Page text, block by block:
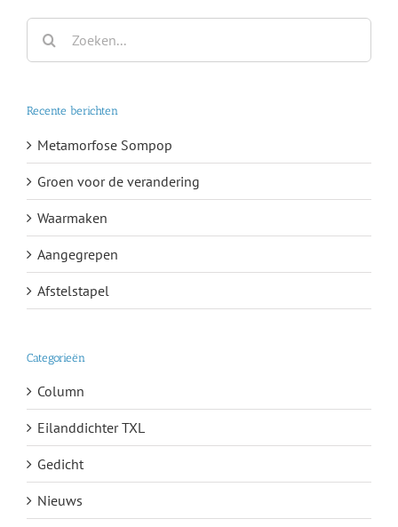
Zoeken
naar:
Recente berichten
Metamorfose Sompop
Groen voor de verandering
Waarmaken
Aangegrepen
Afstelstapel
Categorieën
Column
Eilanddichter TXL
Gedicht
Nieuws